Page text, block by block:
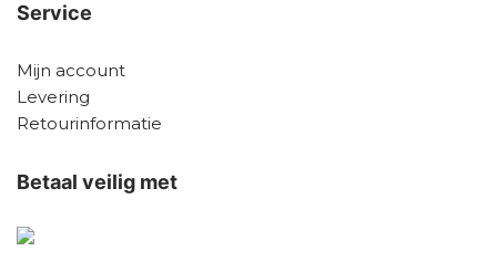
Service
Mijn account
Levering
Retourinformatie
Betaal veilig met